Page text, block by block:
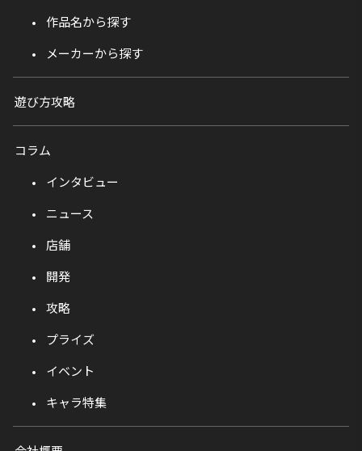
作品名から探す
メーカーから探す
遊び方攻略
コラム
インタビュー
ニュース
店舗
開発
攻略
プライズ
イベント
キャラ特集